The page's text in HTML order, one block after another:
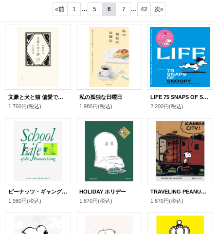
«前 1 ... 5 6 7 ... 42 次»
文豪と犬と猫 偏愛で読み解く日本文学
1,760円(税込)
私の孤独な日曜日
1,980円(税込)
LIFE 75 SNAPS OF SNOOPY
2,200円(税込)
ピーナッツ・ギャングのスクールライフ
1,980円(税込)
HOLIDAY ホリデー
1,870円(税込)
TRAVELING PEANUTS 旅するピーナッツ。
1,870円(税込)